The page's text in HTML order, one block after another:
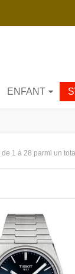
ENFANT
1 à 28 parmi un